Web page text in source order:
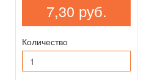
7,30 руб.
Количество